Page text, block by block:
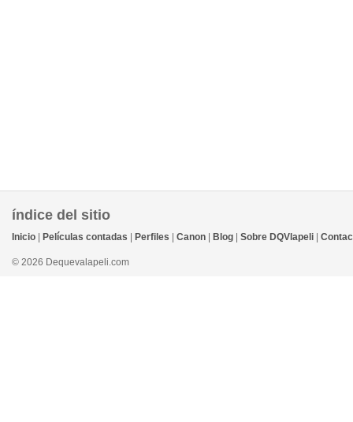
índice del sitio
Inicio Películas contadas Perfiles Canon Blog Sobre DQVlapeli
© 2026 Dequevalapeli.com